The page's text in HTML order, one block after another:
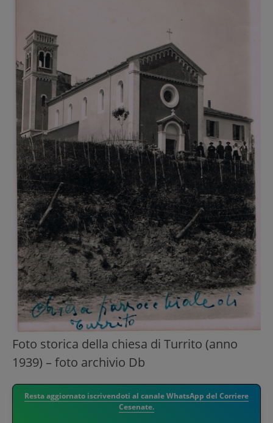
Foto storica della chiesa di Turrito (anno
1939) – foto archivio Db
Resta aggiornato iscrivendoti al canale WhatsApp del Corriere
Cesenate.